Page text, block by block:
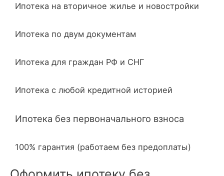
Ипотека на вторичное жилье и новостройки
Ипотека по двум документам
Ипотека для граждан РФ и СНГ
Ипотека с любой кредитной историей
Ипотека без первоначального взноса
100% гарантия (работаем без предоплаты)